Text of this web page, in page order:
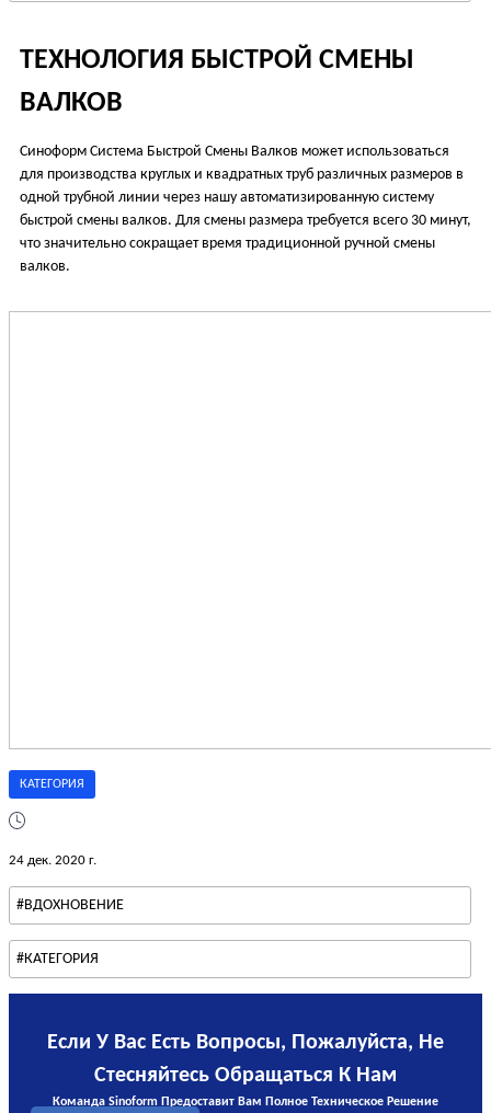
ТЕХНОЛОГИЯ БЫСТРОЙ СМЕНЫ
ВАЛКОВ
Синоформ Система Быстрой Смены Валков может использоваться
для производства круглых и квадратных труб различных размеров в
одной трубной линии через нашу автоматизированную систему
быстрой смены валков. Для смены размера требуется всего 30 минут,
что значительно сокращает время традиционной ручной смены
валков.
КАТЕГОРИЯ
24 дек. 2020 г.
#ВДОХНОВЕНИЕ
#КАТЕГОРИЯ
Если У Вас Есть Вопросы, Пожалуйста, Не
Стесняйтесь Обращаться К Нам
Команда Sinoform Предоставит Вам Полное Техническое Решение